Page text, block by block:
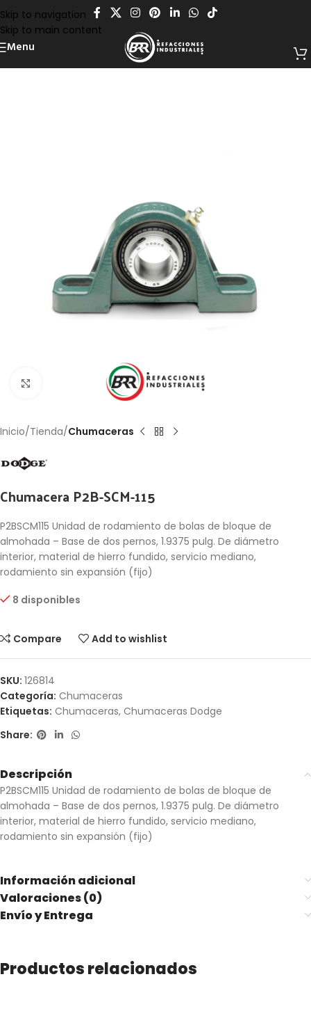
Skip to navigation
Skip to main content
Menu
Click to enlarge
Inicio Tienda Chumaceras
Chumacera P2B-SCM-115
P2BSCM115 Unidad de rodamiento de bolas de bloque de
almohada – Base de dos pernos, 1.9375 pulg. De diámetro
interior, material de hierro fundido, servicio mediano,
rodamiento sin expansión (fijo)
8 disponibles
Compare Add to wishlist
SKU: 126814
Categoría: Chumaceras
Etiquetas: Chumaceras, Chumaceras Dodge
Share:
Descripción
P2BSCM115 Unidad de rodamiento de bolas de bloque de
almohada – Base de dos pernos, 1.9375 pulg. De diámetro
interior, material de hierro fundido, servicio mediano,
rodamiento sin expansión (fijo)
Información adicional
Valoraciones (0)
Envío y Entrega
Productos relacionados